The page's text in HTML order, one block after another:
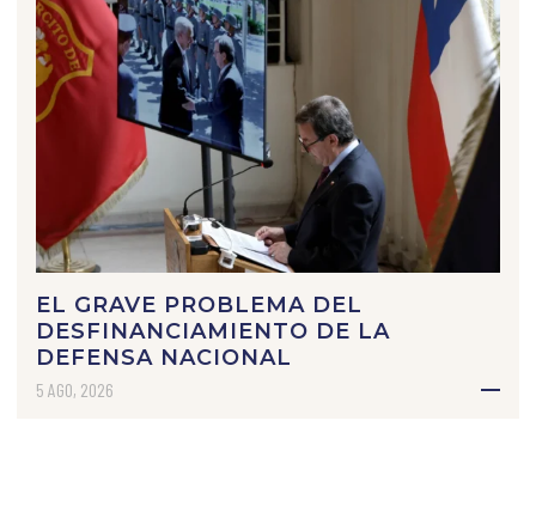
EL GRAVE PROBLEMA DEL
DESFINANCIAMIENTO DE LA
DEFENSA NACIONAL
5 AGO, 2026